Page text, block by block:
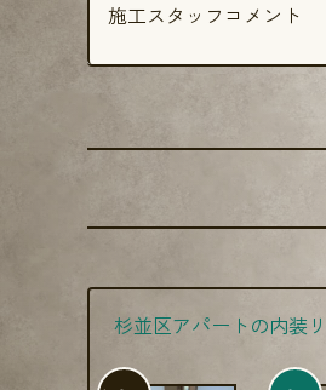
施工スタッフコメント
杉並区アパートの内装